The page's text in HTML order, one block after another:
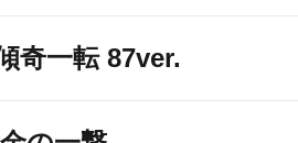
奇一転 87ver.